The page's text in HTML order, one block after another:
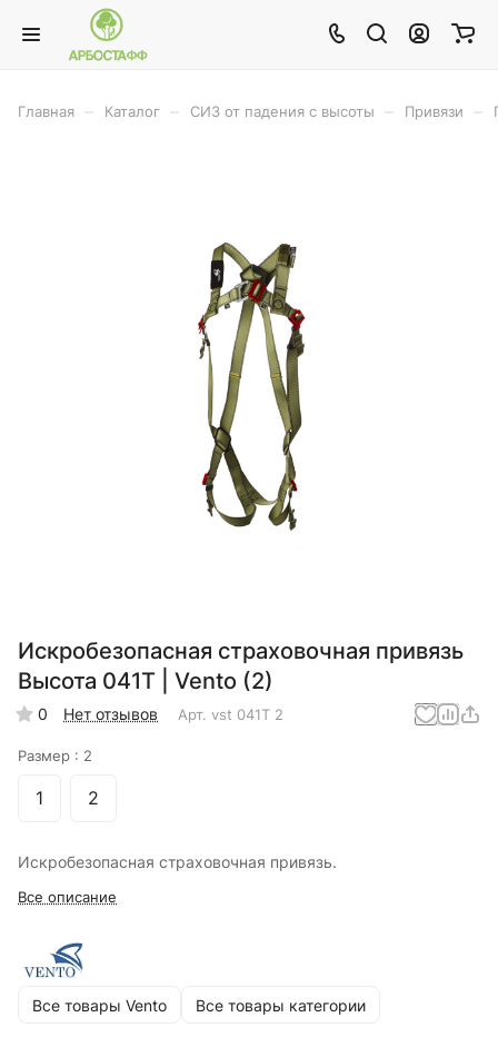
Главная Каталог СИЗ от падения с высоты Привязи
Искробезопасная страховочная привязь
Высота 041Т | Vento (2)
0 Нет отзывов Арт. vst 041T 2
Размер : 2
1 2
Искробезопасная страховочная привязь.
Все описание
Все товары Vento Все товары категории